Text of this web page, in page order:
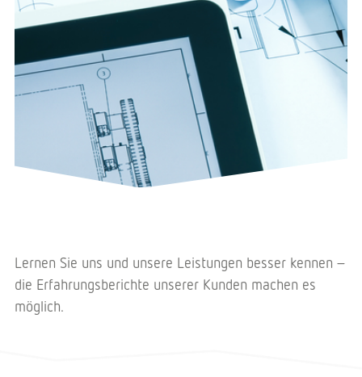
Lernen Sie uns und unsere Leistungen besser kennen –
die Erfahrungsberichte unserer Kunden machen es
möglich.